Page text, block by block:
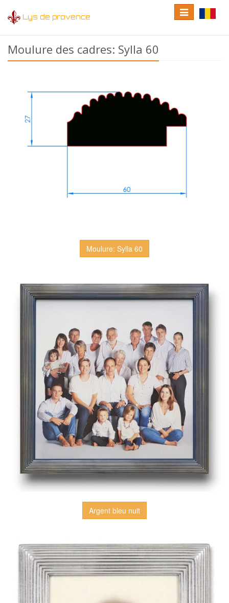
Lys de provence
language
Toggle
navigation
Moulure des cadres: Sylla 60
Moulure: Sylla 60
Argent bleu nuit